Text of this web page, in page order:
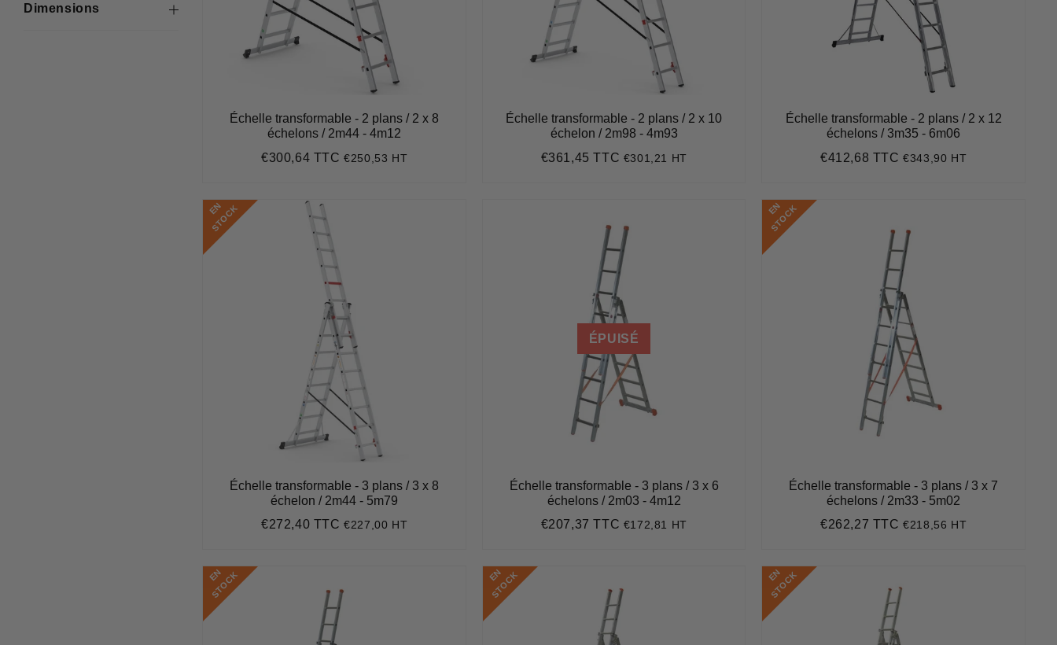
Dimensions
Échelle transformable - 2 plans / 2 x 8
échelons / 2m44 - 4m12
Prix
€300,64 TTC€300,64
€250,53 HT
Échelle transformable - 2 plans / 2 x 10
échelon / 2m98 - 4m93
Prix
€361,45 TTC €361,45
€301,21 HT
Échelle transformable - 2 plans / 2 x 12
échelons / 3m35 - 6m06
Prix
€412,68 TTC€412,68
€343,90 HT
E
N
S
T
O
C
K
Échelle transformable - 3 plans / 3 x 8
échelon / 2m44 - 5m79
Prix
€272,40 TTC€272,40
€227,00 HT
ÉPUISÉ
Échelle transformable - 3 plans / 3 x 6
échelons / 2m03 - 4m12
Prix
€207,37 TTC €207,37
€172,81 HT
E
N
S
T
O
C
K
Échelle transformable - 3 plans / 3 x 7
échelons / 2m33 - 5m02
Prix
€262,27 TTC€262,27
€218,56 HT
E
N
S
T
O
C
K E
N
S
T
O
C
K E
N
S
T
O
C
K